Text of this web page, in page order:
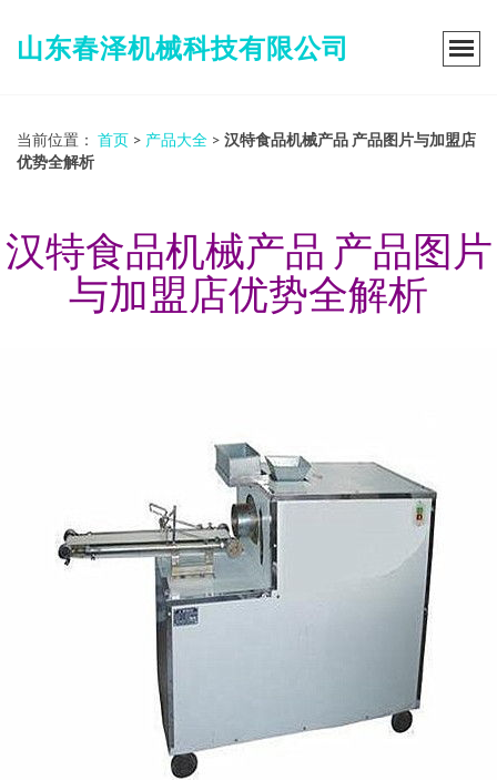
山东春泽机械科技有限公司
当前位置： 首页 > 产品大全 > 汉特食品机械产品 产品图片与加盟店
优势全解析
汉特食品机械产品 产品图片
与加盟店优势全解析